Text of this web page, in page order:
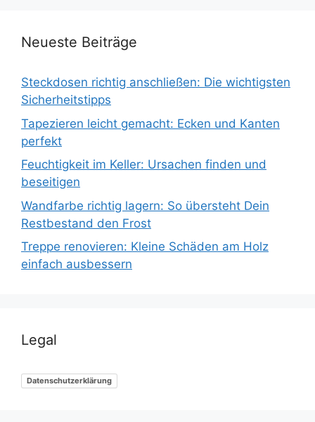
Neueste Beiträge
Steckdosen richtig anschließen: Die wichtigsten
Sicherheitstipps
Tapezieren leicht gemacht: Ecken und Kanten
perfekt
Feuchtigkeit im Keller: Ursachen finden und
beseitigen
Wandfarbe richtig lagern: So übersteht Dein
Restbestand den Frost
Treppe renovieren: Kleine Schäden am Holz
einfach ausbessern
Legal
Datenschutzerklärung